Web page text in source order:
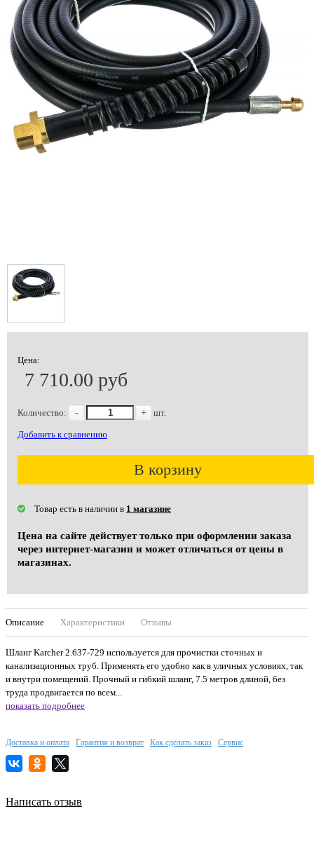
Цена:
7 710.00 руб
Количество: - + шт.
Добавить к сравнению
В корзину
Товар есть в наличии в 1 магазине
Цена на сайте действует только при оформлении заказа
через интернет-магазин и может отличаться от цены в
магазинах.
Описание Характеристики Отзывы
Шланг Karcher 2.637-729 используется для прочистки сточных и
канализационных труб. Применять его удобно как в уличных условиях, так
и внутри помещений. Прочный и гибкий шланг, 7.5 метров длиной, без
труда продвигается по всем...
показать подробнее
Доставка и оплата Гарантия и возврат Как сделать заказ Сервис
Написать отзыв